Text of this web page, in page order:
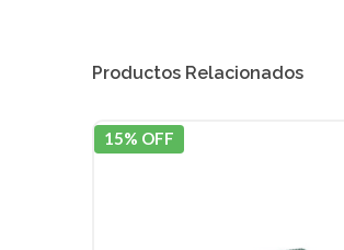
Productos Relacionados
15% OFF